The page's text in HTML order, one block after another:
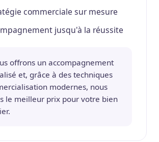
commerciale sur mesure
jusqu'à la réussite
offrons un accompagnement
et, grâce à des techniques
modernes, nous
le meilleur prix pour votre bien